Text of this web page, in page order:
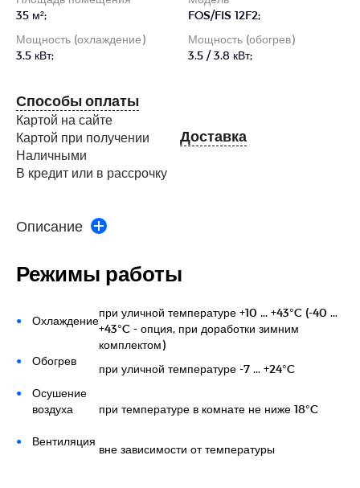
35 м²;
FOS/FIS 12F2;
Мощность (охлаждение)
3.5 кВт;
Мощность (обогрев)
3.5 / 3.8 кВт;
Способы оплаты
Картой на сайте
Картой при получении
Наличными
В кредит или в рассрочку
Доставка
Описание
Режимы работы
Охлаждение
при уличной температуре +10 ... +43°C (-40 ...
+43°C - опция, при доработки зимним
комплектом)
Обогрев
при уличной температуре -7 ... +24°C
Осушение
воздуха
при температуре в комнате не ниже 18°C
Вентиляция
вне зависимости от температуры